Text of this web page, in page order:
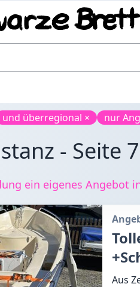
und überregional × nur
- Seite 7
ein eigenes Angebot
Aus